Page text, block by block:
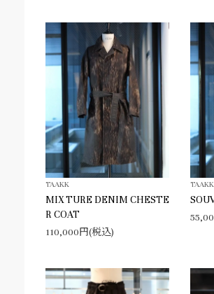
TAAKK
MIX TURE DENIM CHESTE
R COAT
110,000円(税込)
TAAKK